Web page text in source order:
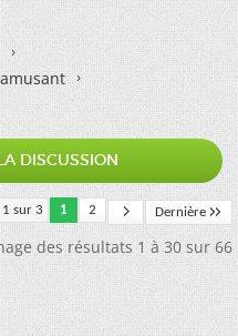
DISCUSSION
1 sur 3 1 2 Dernière
des résultats 1 à 30 sur 66